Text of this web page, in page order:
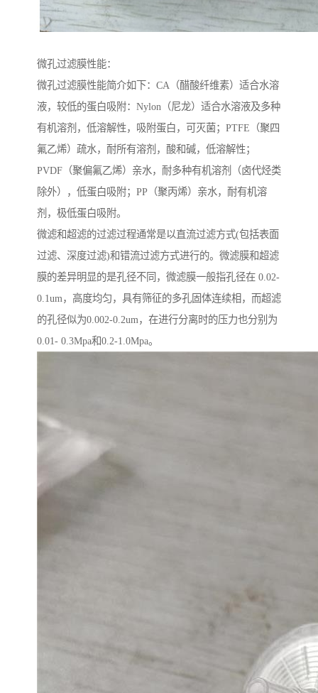
微孔过滤膜性能：
微孔过滤膜性能简介如下：CA（醋酸纤维素）适合水溶
液，较低的蛋白吸附：Nylon（尼龙）适合水溶液及多种
有机溶剂，低溶解性，吸附蛋白，可灭菌；PTFE（聚四
氟乙烯）疏水，耐所有溶剂，酸和碱，低溶解性；
PVDF（聚偏氟乙烯）亲水，耐多种有机溶剂（卤代烃类
除外），低蛋白吸附；PP（聚丙烯）亲水，耐有机溶
剂，极低蛋白吸附。
微滤和超滤的过滤过程通常是以直流过滤方式(包括表面
过滤、深度过滤)和错流过滤方式进行的。微滤膜和超滤
膜的差异明显的是孔径不同，微滤膜一般指孔径在 0.02-
0.1um，高度均匀，具有筛征的多孔固体连续相，而超滤
的孔径似为0.002-0.2um，在进行分离时的压力也分别为
0.01- 0.3Mpa和0.2-1.0Mpa。